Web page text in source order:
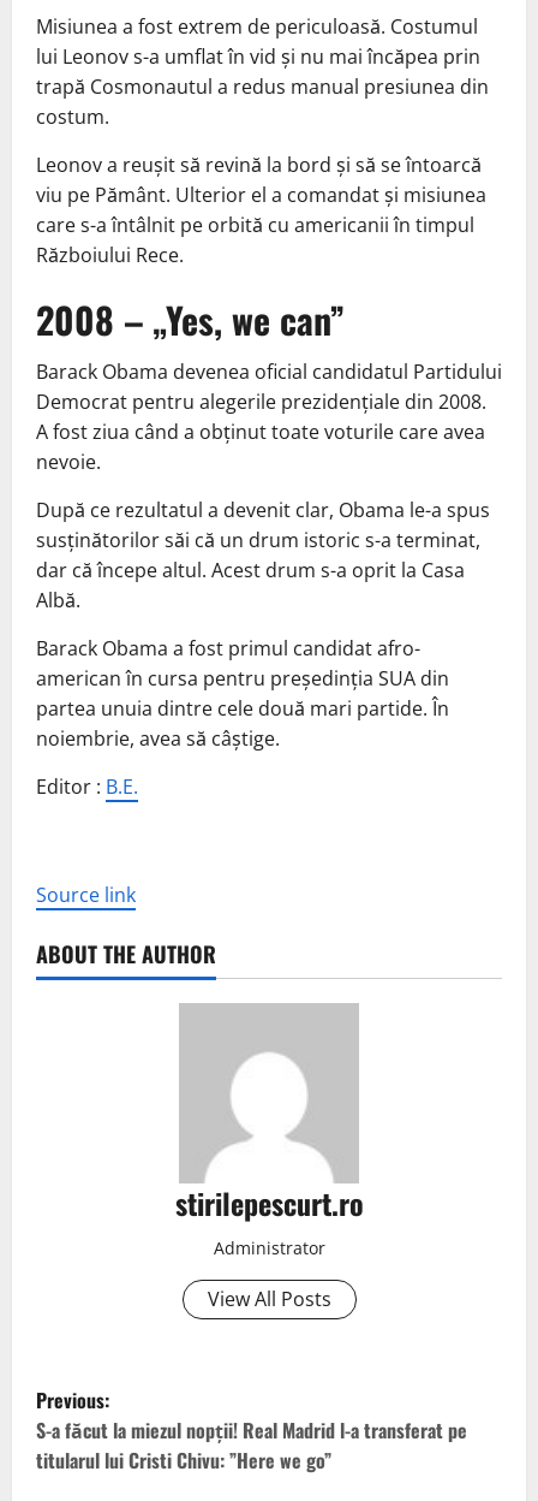
Misiunea a fost extrem de periculoasă. Costumul
lui Leonov s-a umflat în vid și nu mai încăpea prin
trapă Cosmonautul a redus manual presiunea din
costum.
Leonov a reușit să revină la bord și să se întoarcă
viu pe Pământ. Ulterior el a comandat și misiunea
care s-a întâlnit pe orbită cu americanii în timpul
Războiului Rece.
2008 – „Yes, we can”
Barack Obama devenea oficial candidatul Partidului
Democrat pentru alegerile prezidențiale din 2008.
A fost ziua când a obținut toate voturile care avea
nevoie.
După ce rezultatul a devenit clar, Obama le-a spus
susținătorilor săi că un drum istoric s-a terminat,
dar că începe altul. Acest drum s-a oprit la Casa
Albă.
Barack Obama a fost primul candidat afro-
american în cursa pentru președinția SUA din
partea unuia dintre cele două mari partide. În
noiembrie, avea să câștige.
Editor : B.E.
Source link
ABOUT THE AUTHOR
stirilepescurt.ro
Administrator
View All Posts
P
o
Previous:
S-a făcut la miezul nopții! Real Madrid l-a transferat pe
titularul lui Cristi Chivu: ”Here we go”